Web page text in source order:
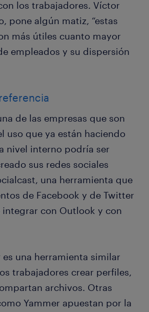
los trabajadores. Víctor
pone algún matiz, “estas
más útiles cuanto mayor
empleados y su dispersión
de las empresas que son
uso que ya están haciendo
nivel interno podría ser
sus redes sociales
una herramienta que
de Facebook y de Twitter
integrar con Outlook y con
una herramienta similar
trabajadores crear perfiles,
archivos. Otras
Yammer ​apuestan por la